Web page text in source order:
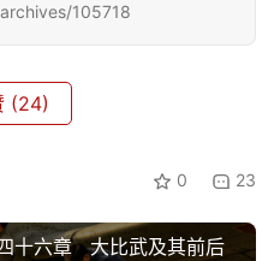
105718
(24)
0 23
十六章 大比武及其前后